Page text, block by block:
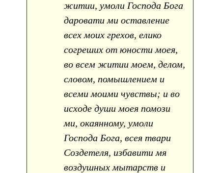
житии, умоли Господа Бога
даровати ми оставление
всех моих грехов, елико
согреших от юности моея,
во всем житии моем, делом,
словом, помышлением и
всеми моими чувствы; и во
исходе души моея помози
ми, окаянному, умоли
Господа Бога, всея твари
Создетеля, избавити мя
воздушных мытарств и